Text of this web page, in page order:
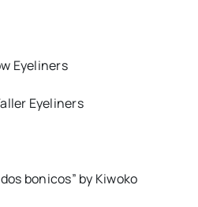
Eye­li­ners
Eye­li­ners
boni­cos” by Kiwo­ko